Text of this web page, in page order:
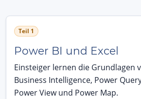
Teil 1
Power BI und Excel
Einsteiger lernen die Grundlagen
Business Intelligence, Power
Power View und Power Map.